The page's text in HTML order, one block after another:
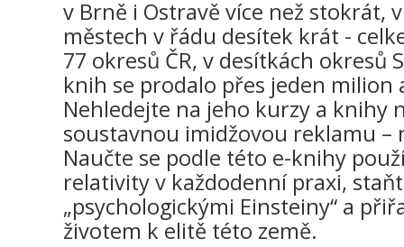
v Brně i Ostravě více než stokrát,
městech v řádu desítek krát -
77 okresů ČR, v desítkách okresů
knih se prodalo přes jeden milion
Nehledejte na jeho kurzy a knihy
soustavnou imidžovou reklamu
Naučte se podle této e-knihy
relativity v každodenní praxi,
„psychologickými Einsteiny“ a
životem k elitě této země.